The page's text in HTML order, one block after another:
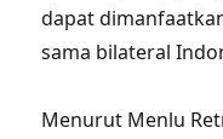
dapat
sama bilateral
Menurut Menlu